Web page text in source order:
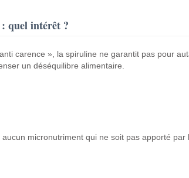
quel intérêt ?
carence », la spiruline ne garantit pas pour
un déséquilibre alimentaire.
micronutriment qui ne soit pas apporté par